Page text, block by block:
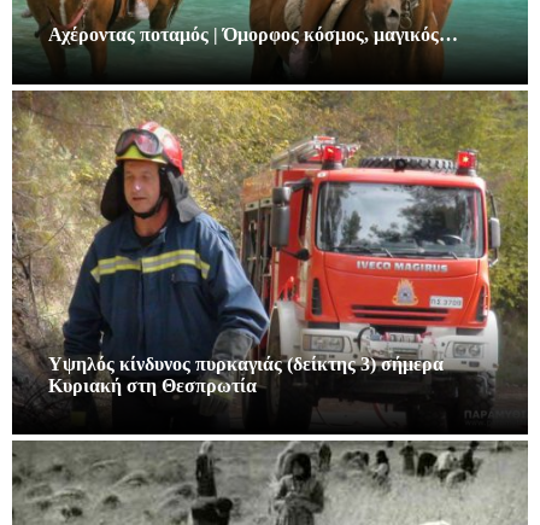
Αχέροντας ποταμός | Όμορφος κόσμος, μαγικός…
Υψηλός κίνδυνος πυρκαγιάς (δείκτης 3) σήμερα
Κυριακή στη Θεσπρωτία